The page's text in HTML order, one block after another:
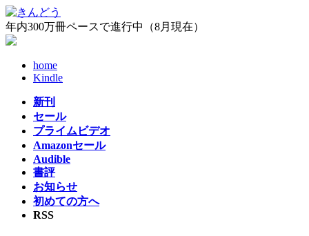
コ
ン
テ
ナ
ビ
ゲ
年内300万冊ペースで進行中（8月現在）
home
Kindle
新刊
セール
プライムビデオ
Amazonセール
Audible
書評
お知らせ
初めての方へ
RSS